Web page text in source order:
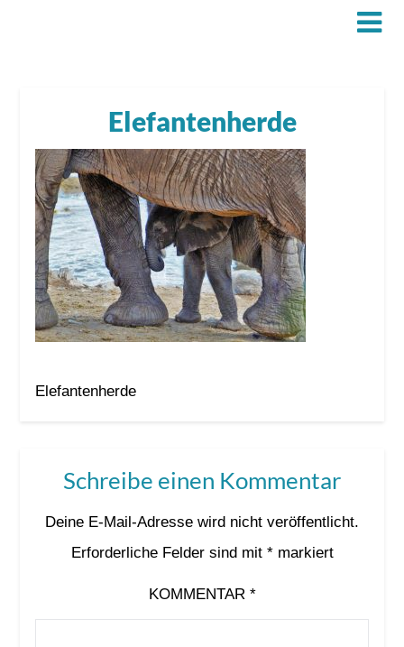
Elefantenherde
Elefantenherde
Schreibe einen Kommentar
Deine E-Mail-Adresse wird nicht veröffentlicht.
Erforderliche Felder sind mit *markiert
KOMMENTAR *